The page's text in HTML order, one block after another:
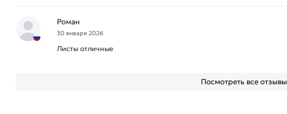
Роман
30 января 2026
Листы отличные
Посмотреть все отзывы